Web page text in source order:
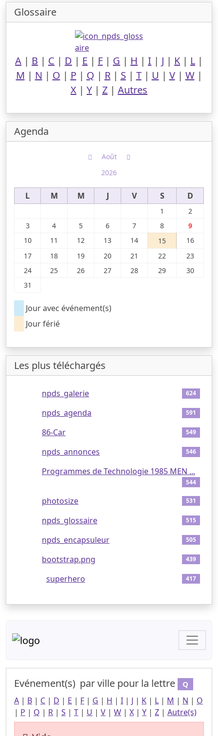
Glossaire
A | B | C | D | E | F | G | H | I | J | K | L |
M | N | O | P | Q | R| S | T| U | V| W|
X | Y | Z | Autres
Agenda
Août
2026
L M M J V S D
1
2
3
4 5 6 7 8
9
10
11 12 13 14 15
16
17
18 19 20 21 22
23
24
25 26 27 28 29
30
31
Jour avec événement(s)
Jour férié
Les plus téléchargés
npds_galerie 624
npds_agenda 591
86-Car 549
npds_annonces 546
Programmes de Technologie 1985 MEN ...
544
photosize 531
npds_glossaire 515
npds_encapsuleur 505
bootstrap.png 439
superhero 417
Evénement(s) par ville pour la lettre Q
A | B | C | D | E | F | G | H | I | J | K | L | M | N | O
| P | Q | R | S | T | U | V | W | X | Y | Z | Autre(s)